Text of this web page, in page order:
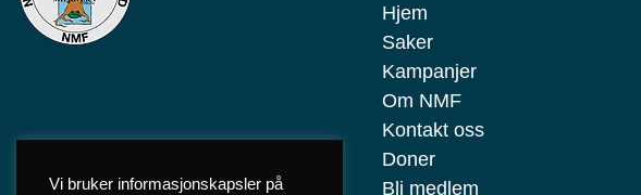
Hjem
Saker
Kampanjer
Om NMF
Kontakt oss
Doner
Bli medlem
Vi bruker informasjonskapsler på